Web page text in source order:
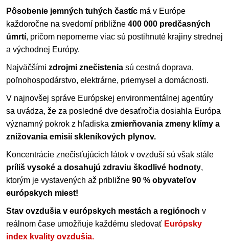
Pôsobenie jemných tuhých častíc má v Európe
každoročne na svedomí približne 400 000 predčasných
úmrtí, pričom nepomerne viac sú postihnuté krajiny strednej
a východnej Európy.
Najväčšími zdrojmi znečistenia sú cestná doprava,
poľnohospodárstvo, elektrárne, priemysel a domácnosti.
V najnovšej správe Európskej environmentálnej agentúry
sa uvádza, že za posledné dve desaťročia dosiahla Európa
významný pokrok z hľadiska zmierňovania zmeny klímy a
znižovania emisií skleníkových plynov.
Koncentrácie znečisťujúcich látok v ovzduší sú však stále
príliš vysoké a dosahujú zdraviu škodlivé hodnoty,
ktorým je vystavených až približne 90 % obyvateľov
európskych miest!
Stav ovzdušia v európskych mestách a regiónoch v
reálnom čase umožňuje každému sledovať Európsky
index kvality ovzdušia.